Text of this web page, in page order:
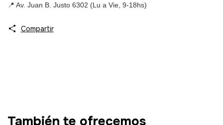
📍 Av. Juan B. Justo 6302 (Lu a Vie, 9-18hs)
Compartir
También te ofrecemos